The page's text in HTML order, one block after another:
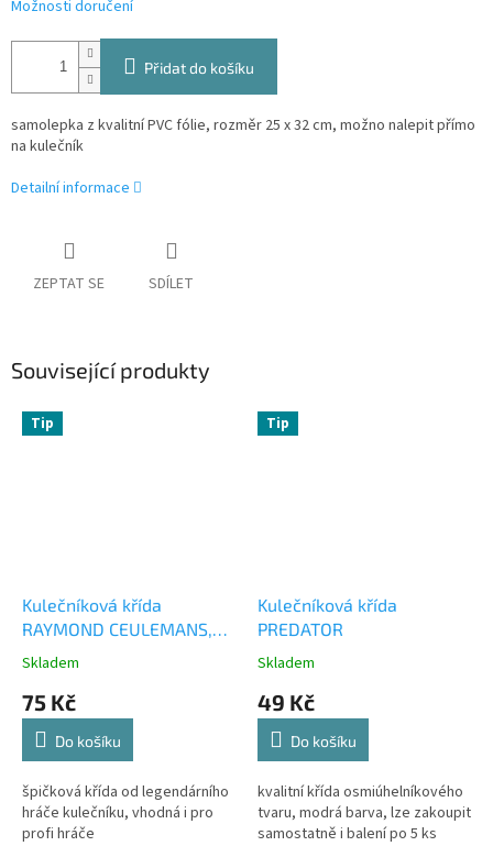
Možnosti doručení
Přidat do košíku
samolepka z kvalitní PVC fólie, rozměr 25 x 32 cm, možno nalepit přímo
na kulečník
Detailní informace
ZEPTAT SE SDÍLET
Související produkty
Tip
Kulečníková křída
RAYMOND CEULEMANS,
modrá
Skladem
75 Kč
Do košíku
špičková křída od legendárního
hráče kulečníku, vhodná i pro
profi hráče
Tip
Kulečníková křída
PREDATOR
Skladem
49 Kč
Do košíku
kvalitní křída osmiúhelníkového
tvaru, modrá barva, lze zakoupit
samostatně i balení po 5 ks